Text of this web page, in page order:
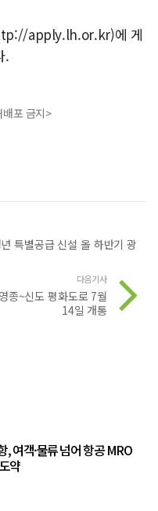
apply.lh.or.kr)에 게
.
포 금지>
특별공급 신설 올 하반기 광
다음기사
~신도 평화도로 7월
14일 개통
, 여객·물류 넘어 항공 MRO
약